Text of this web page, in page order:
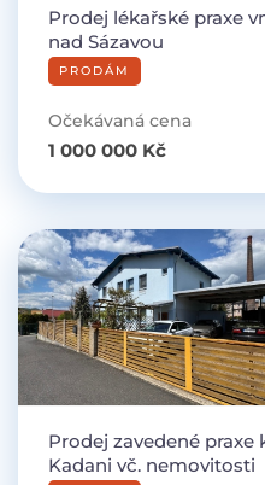
Prodej lékařské praxe
nad Sázavou
PRODÁM
Očekávaná cena
1 000 000 Kč
Prodej zavedené
Kadani vč. nemovitosti